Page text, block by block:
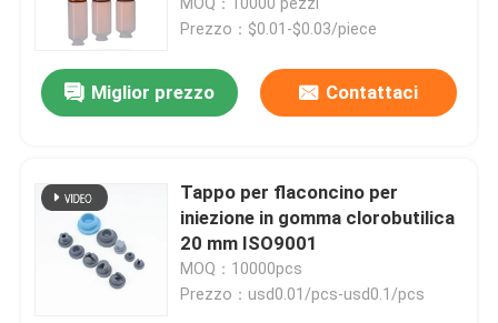
Prezzo：$0.01-$0.03/piece
Miglior prezzo Contattaci
Tappo per flaconcino per
iniezione in gomma clorobutilica
20 mm ISO9001
MOQ：10000pcs
Prezzo：usd0.01/pcs-usd0.1/pcs